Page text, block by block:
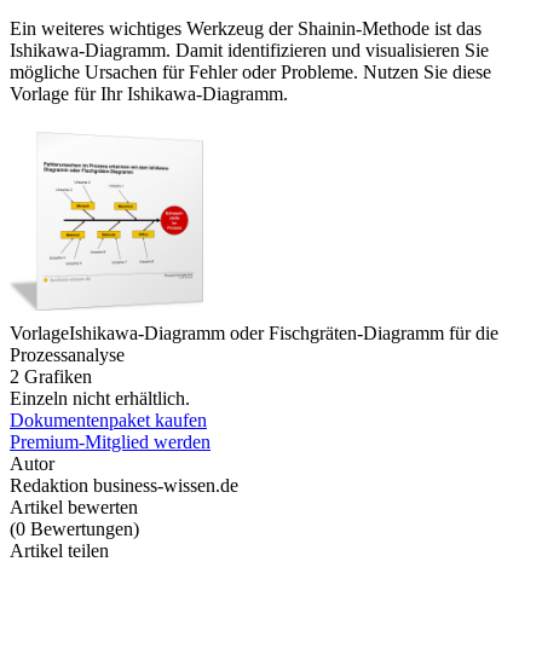
Ein weiteres wichtiges Werkzeug der Shainin-Methode ist das
Ishikawa-Diagramm. Damit identifizieren und visualisieren Sie
mögliche Ursachen für Fehler oder Probleme. Nutzen Sie diese
Vorlage für Ihr Ishikawa-Diagramm.
VorlageIshikawa-Diagramm oder Fischgräten-Diagramm für die
Prozessanalyse
2 Grafiken
Einzeln nicht erhältlich.
Dokumentenpaket kaufen
Premium-Mitglied werden
Autor
Redaktion business-wissen.de
Artikel bewerten
(0 Bewertungen)
Artikel teilen